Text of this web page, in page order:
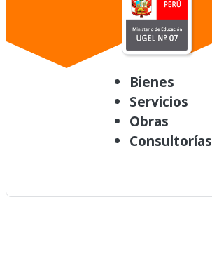
Bienes
Servicios
Obras
Consultorías